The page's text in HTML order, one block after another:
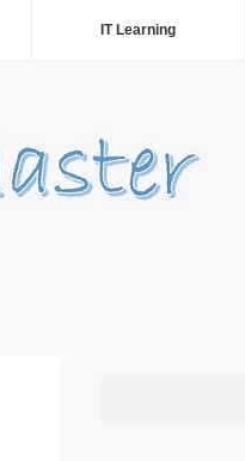
IT Learning